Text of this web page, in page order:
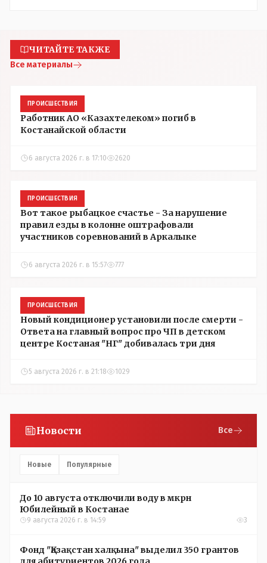
ЧИТАЙТЕ ТАКЖЕ
Все материалы
ПРОИСШЕСТВИЯ
Работник АО «Казахтелеком» погиб в
Костанайской области
6 августа 2026 г. в 17:10 2620
ПРОИСШЕСТВИЯ
Вот такое рыбацкое счастье - За нарушение
правил езды в колонне оштрафовали
участников соревнований в Аркалыке
6 августа 2026 г. в 15:57 777
ПРОИСШЕСТВИЯ
Новый кондиционер установили после смерти -
Ответа на главный вопрос про ЧП в детском
центре Костаная "НГ" добивалась три дня
5 августа 2026 г. в 21:18 1029
Новости Все
Новые Популярные
До 10 августа отключили воду в мкрн
Юбилейный в Костанае
9 августа 2026 г. в 14:59 3
Фонд "Қазақстан халқына" выделил 350 грантов